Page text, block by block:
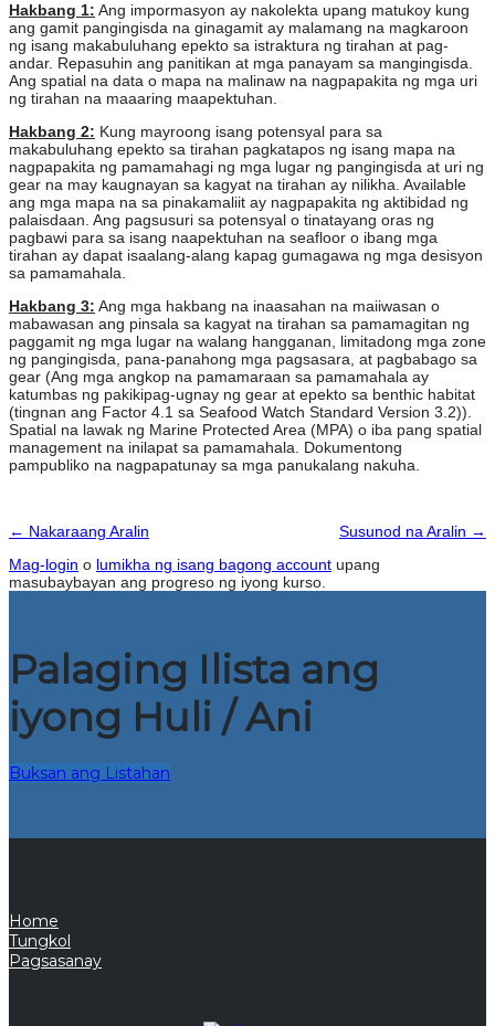
Hakbang 1: Ang impormasyon ay nakolekta upang matukoy kung
ang gamit pangingisda na ginagamit ay malamang na magkaroon
ng isang makabuluhang epekto sa istraktura ng tirahan at pag-
andar. Repasuhin ang panitikan at mga panayam sa mangingisda.
Ang spatial na data o mapa na malinaw na nagpapakita ng mga uri
ng tirahan na maaaring maapektuhan.
Hakbang 2: Kung mayroong isang potensyal para sa
makabuluhang epekto sa tirahan pagkatapos ng isang mapa na
nagpapakita ng pamamahagi ng mga lugar ng pangingisda at uri ng
gear na may kaugnayan sa kagyat na tirahan ay nilikha. Available
ang mga mapa na sa pinakamaliit ay nagpapakita ng aktibidad ng
palaisdaan. Ang pagsusuri sa potensyal o tinatayang oras ng
pagbawi para sa isang naapektuhan na seafloor o ibang mga
tirahan ay dapat isaalang-alang kapag gumagawa ng mga desisyon
sa pamamahala.
Hakbang 3: Ang mga hakbang na inaasahan na maiiwasan o
mabawasan ang pinsala sa kagyat na tirahan sa pamamagitan ng
paggamit ng mga lugar na walang hangganan, limitadong mga zone
ng pangingisda, pana-panahong mga pagsasara, at pagbabago sa
gear (Ang mga angkop na pamamaraan sa pamamahala ay
katumbas ng pakikipag-ugnay ng gear at epekto sa benthic habitat
(tingnan ang Factor 4.1 sa Seafood Watch Standard Version 3.2)).
Spatial na lawak ng Marine Protected Area (MPA) o iba pang spatial
management na inilapat sa pamamahala. Dokumentong
pampubliko na nagpapatunay sa mga panukalang nakuha.
← Nakaraang Aralin Susunod na Aralin →
Mag-login o lumikha ng isang bagong account upang
masubaybayan ang progreso ng iyong kurso.
Palaging Ilista ang
iyong Huli / Ani
Buksan ang Listahan
Home
Tungkol
Pagsasanay